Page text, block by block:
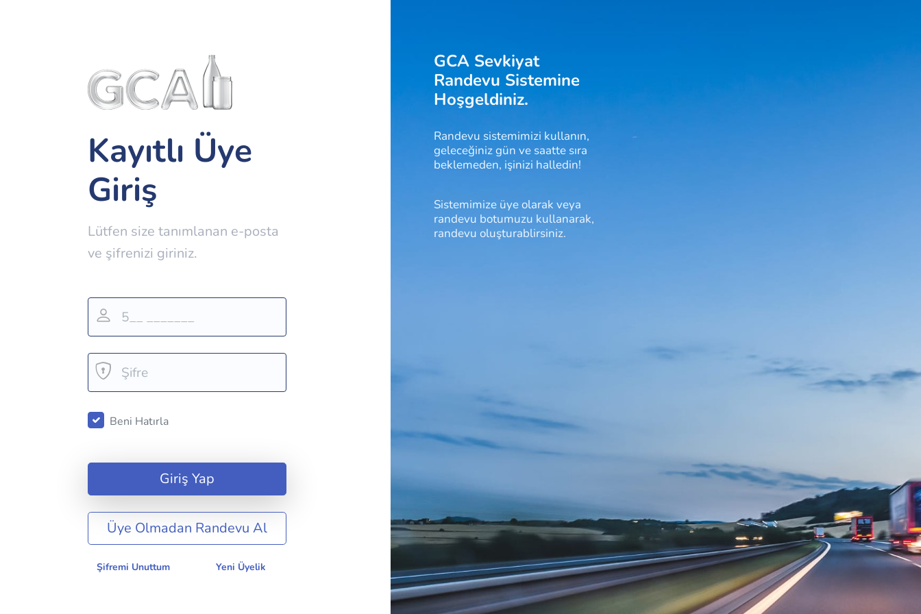
Kayıtlı Üye
Giriş
Lütfen size tanımlanan e-posta
ve şifrenizi giriniz.
Beni Hatırla
Üye Olmadan Randevu Al
Şifremi Unuttum Yeni Üyelik
GCA Sevkiyat
Randevu Sistemine
Hoşgeldiniz.
Randevu sistemimizi kullanın,
geleceğiniz gün ve saatte sıra
beklemeden, işinizi halledin!
Sistemimize üye olarak veya
randevu botumuzu kullanarak,
randevu oluşturablirsiniz.